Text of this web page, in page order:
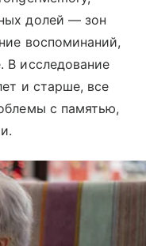
долей — зон
воспоминаний,
В исследование
и старше, все
с памятью,